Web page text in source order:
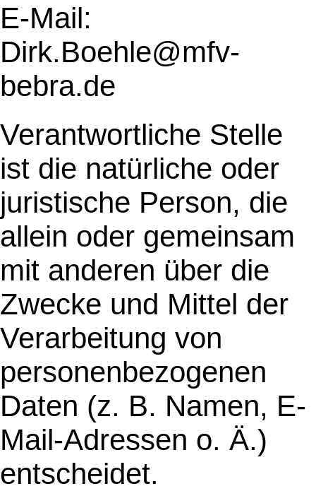
E-Mail:
Dirk.Boehle@mfv-
bebra.de
Verantwortliche Stelle
ist die natürliche oder
juristische Person, die
allein oder gemeinsam
mit anderen über die
Zwecke und Mittel der
Verarbeitung von
personenbezogenen
Daten (z. B. Namen, E-
Mail-Adressen o. Ä.)
entscheidet.